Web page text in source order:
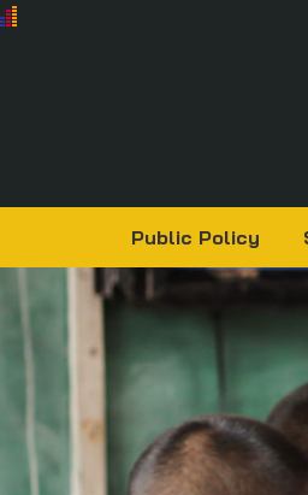
Public Policy